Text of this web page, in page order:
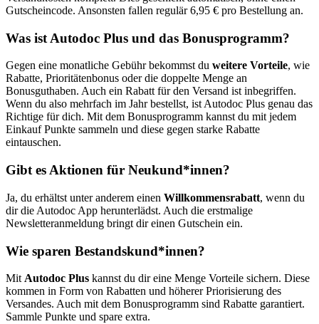
Gutscheincode. Ansonsten fallen regulär 6,95 € pro Bestellung an.
Was ist Autodoc Plus und das Bonusprogramm?
Gegen eine monatliche Gebühr bekommst du weitere Vorteile, wie
Rabatte, Prioritätenbonus oder die doppelte Menge an
Bonusguthaben. Auch ein Rabatt für den Versand ist inbegriffen.
Wenn du also mehrfach im Jahr bestellst, ist Autodoc Plus genau das
Richtige für dich. Mit dem Bonusprogramm kannst du mit jedem
Einkauf Punkte sammeln und diese gegen starke Rabatte
eintauschen.
Gibt es Aktionen für Neukund*innen?
Ja, du erhältst unter anderem einen Willkommensrabatt, wenn du
dir die Autodoc App herunterlädst. Auch die erstmalige
Newsletteranmeldung bringt dir einen Gutschein ein.
Wie sparen Bestandskund*innen?
Mit Autodoc Plus kannst du dir eine Menge Vorteile sichern. Diese
kommen in Form von Rabatten und höherer Priorisierung des
Versandes. Auch mit dem Bonusprogramm sind Rabatte garantiert.
Sammle Punkte und spare extra.